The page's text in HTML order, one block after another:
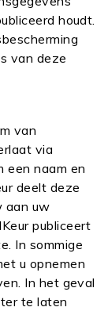
houdt.
van deze
van
via
een naam en
deelt deze
aan uw
publiceert
In sommige
u opnemen
In het geval
te laten